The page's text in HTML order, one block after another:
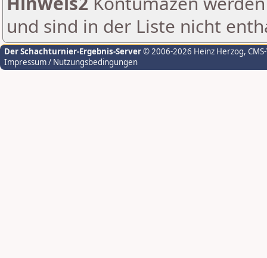
und sind in der Liste nicht
Der Schachturnier-Ergebnis-Server© 2006-2026 Heinz Herzog,
Impressum / Nutzungsbedingungen